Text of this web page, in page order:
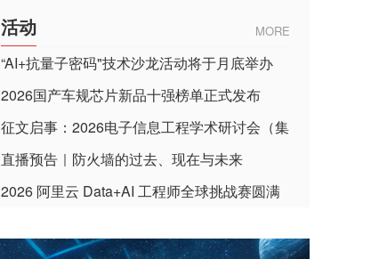
活动 MORE
“AI+抗量子密码"技术沙龙活动将于月底举办
2026国产车规芯片新品十强榜单正式发布
征文启事：2026电子信息工程学术研讨会（集
成电路应用杂志）
直播预告｜防火墙的过去、现在与未来
2026 阿里云 Data+AI 工程师全球挑战赛圆满